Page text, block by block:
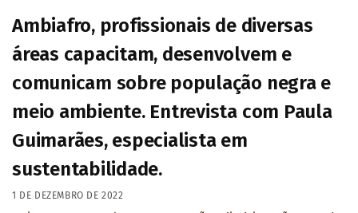
Ambiafro, profissionais de diversas
áreas capacitam, desenvolvem e
comunicam sobre população negra e
meio ambiente. Entrevista com Paula
Guimarães, especialista em
sustentabilidade.
1 DE DEZEMBRO DE 2022